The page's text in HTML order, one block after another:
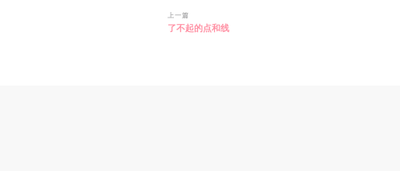
博
文
上一篇
了不起的点和线